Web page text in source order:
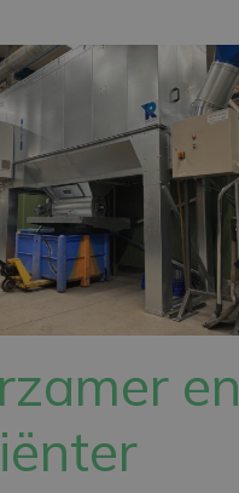
en